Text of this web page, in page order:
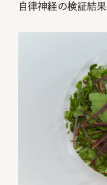
自律神経の検証結果